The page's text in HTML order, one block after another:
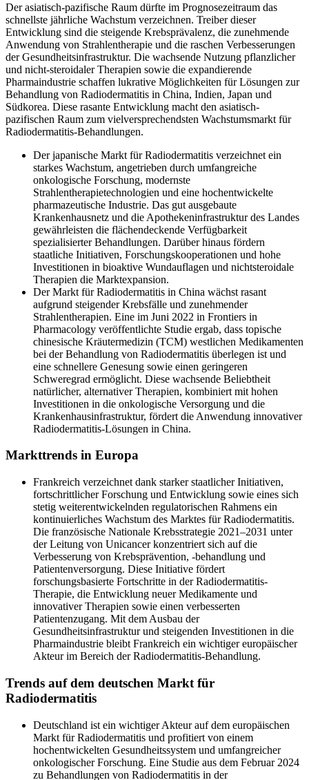
Der asiatisch-pazifische Raum dürfte im Prognosezeitraum das
schnellste jährliche Wachstum verzeichnen. Treiber dieser
Entwicklung sind die steigende Krebsprävalenz, die zunehmende
Anwendung von Strahlentherapie und die raschen Verbesserungen
der Gesundheitsinfrastruktur. Die wachsende Nutzung pflanzlicher
und nicht-steroidaler Therapien sowie die expandierende
Pharmaindustrie schaffen lukrative Möglichkeiten für Lösungen zur
Behandlung von Radiodermatitis in China, Indien, Japan und
Südkorea. Diese rasante Entwicklung macht den asiatisch-
pazifischen Raum zum vielversprechendsten Wachstumsmarkt für
Radiodermatitis-Behandlungen.
Der japanische Markt für Radiodermatitis verzeichnet ein
starkes Wachstum, angetrieben durch umfangreiche
onkologische Forschung, modernste
Strahlentherapietechnologien und eine hochentwickelte
pharmazeutische Industrie. Das gut ausgebaute
Krankenhausnetz und die Apothekeninfrastruktur des Landes
gewährleisten die flächendeckende Verfügbarkeit
spezialisierter Behandlungen. Darüber hinaus fördern
staatliche Initiativen, Forschungskooperationen und hohe
Investitionen in bioaktive Wundauflagen und nichtsteroidale
Therapien die Marktexpansion.
Der Markt für Radiodermatitis in China wächst rasant
aufgrund steigender Krebsfälle und zunehmender
Strahlentherapien. Eine im Juni 2022 in Frontiers in
Pharmacology veröffentlichte Studie ergab, dass topische
chinesische Kräutermedizin (TCM) westlichen Medikamenten
bei der Behandlung von Radiodermatitis überlegen ist und
eine schnellere Genesung sowie einen geringeren
Schweregrad ermöglicht. Diese wachsende Beliebtheit
natürlicher, alternativer Therapien, kombiniert mit hohen
Investitionen in die onkologische Versorgung und die
Krankenhausinfrastruktur, fördert die Anwendung innovativer
Radiodermatitis-Lösungen in China.
Markttrends in Europa
Frankreich verzeichnet dank starker staatlicher Initiativen,
fortschrittlicher Forschung und Entwicklung sowie eines sich
stetig weiterentwickelnden regulatorischen Rahmens ein
kontinuierliches Wachstum des Marktes für Radiodermatitis.
Die französische Nationale Krebsstrategie 2021–2031 unter
der Leitung von Unicancer konzentriert sich auf die
Verbesserung von Krebsprävention, -behandlung und
Patientenversorgung. Diese Initiative fördert
forschungsbasierte Fortschritte in der Radiodermatitis-
Therapie, die Entwicklung neuer Medikamente und
innovativer Therapien sowie einen verbesserten
Patientenzugang. Mit dem Ausbau der
Gesundheitsinfrastruktur und steigenden Investitionen in die
Pharmaindustrie bleibt Frankreich ein wichtiger europäischer
Akteur im Bereich der Radiodermatitis-Behandlung.
Trends auf dem deutschen Markt für
Radiodermatitis
Deutschland ist ein wichtiger Akteur auf dem europäischen
Markt für Radiodermatitis und profitiert von einem
hochentwickelten Gesundheitssystem und umfangreicher
onkologischer Forschung. Eine Studie aus dem Februar 2024
zu Behandlungen von Radiodermatitis in der